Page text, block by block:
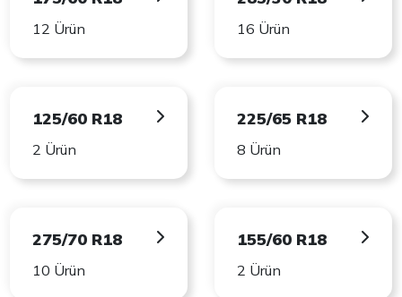
12 Ürün 16 Ürün
125/60 R18
2 Ürün
225/65 R18
8 Ürün
275/70 R18
10 Ürün
155/60 R18
2 Ürün